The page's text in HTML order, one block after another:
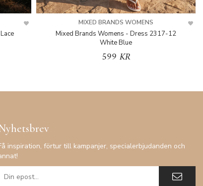
MIXED BRANDS WOMENS
Mixed Brands Womens - Dress 2317-12
White Blue
599 KR
inspiration, förtur till kampanjer, specialerbjudanden och